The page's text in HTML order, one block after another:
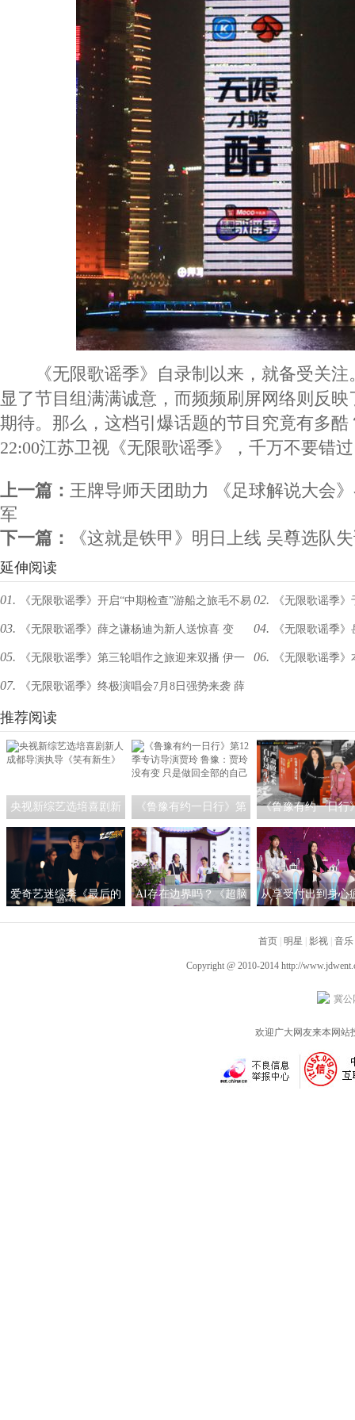
《无限歌谣季》自录制以来，就备受关注
显了节目组满满诚意，而频频刷屏网络则反
期待。那么，这档引爆话题的节目究竟有多酷
22:00江苏卫视《无限歌谣季》，千万不要错
上一篇： 王牌导师天团助力 《足球解说大会
军
下一篇：
《这就是铁甲》明日上线 吴尊选队
延伸阅读
01. 《无限歌谣季》开启“中期检查”游船之旅毛不易
张绍刚“亲子装”上阵
02. 《无限歌谣季
因被杨迪笑到"破功"
03. 《无限歌谣季》薛之谦杨迪为新人送惊喜 变
装"小熊"走心献唱
04. 《无限歌谣季
夫妻补办婚礼
05. 《无限歌谣季》第三轮唱作之旅迎来双播 伊一
成搭档热门人选
06. 《无限歌谣季
07. 《无限歌谣季》终极演唱会7月8日强势来袭 薛
之谦于文文等为青春放歌
推荐阅读
央视新综艺选培喜剧新
人 成都导演执导《笑有
新生》
《鲁豫有约一日行》第
12季专访导演贾玲 鲁
豫：贾玲没有变 只是做
回全部的自己
《鲁豫有约一日行
访王潮歌：我希望
是一个严肃的艺
爱奇艺迷综季《最后的
AI存在边界吗？《超脑
从享受付出到身心
间不必过度承担
首页 明星 影视 音乐
Copyright @ 2010-2014 http://
冀公
欢迎广大网友来本网站